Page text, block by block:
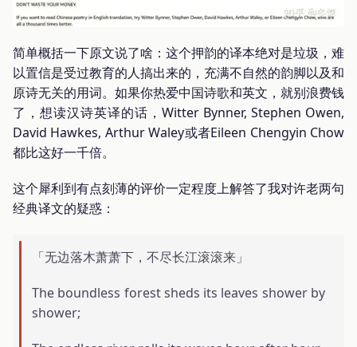
简单概括一下原文说了啥：这个押韵的译本绝对是垃圾，难
以置信是受过教育的人搞出来的，充满不自然的韵脚以及和
原诗无关的用词。如果你热爱中国诗歌和英文，就别浪费钱
了，想读汉诗英译的话，Witter Bynner, Stephen Owen,
David Hawkes, Arthur Waley或者Eileen Chengyin Chow
都比这好一千倍。
这个犀利到有点刻薄的评价一定程度上解答了我对许老两句
经典译文的疑惑：
「无边落木萧萧下，不尽长江滚滚来」
The boundless forest sheds its leaves shower by
shower;